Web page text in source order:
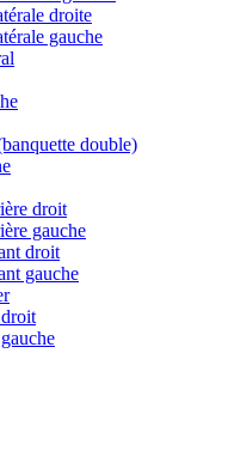
droite
gauche
double)
droit
gauche
droit
gauche